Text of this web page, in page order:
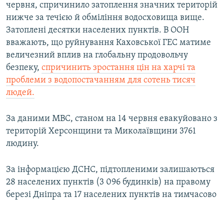
червня, спричинило затоплення значних територій
нижче за течією й обміління водосховища вище.
Затоплені десятки населених пунктів. В ООН
вважають, що руйнування Каховської ГЕС матиме
величезний вплив на глобальну продовольчу
безпеку, спричинить зростання цін на харчі та
проблеми з водопостачанням для сотень тисяч
людей.
За даними МВС, станом на 14 червня евакуйовано з
територій Херсонщини та Миколаївщини 3761
людину.
За інформацією ДСНС, підтопленими залишаються
28 населених пунктів (3 096 будинків) на правому
березі Дніпра та 17 населених пунктів на тимчасово